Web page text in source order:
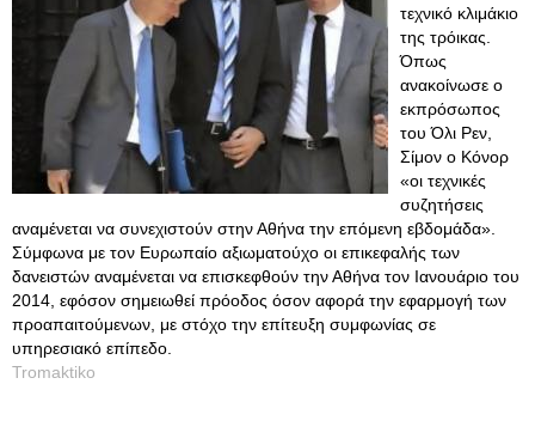
τεχνικό κλιμάκιο
της τρόικας.
Όπως
ανακοίνωσε ο
εκπρόσωπος
του Όλι Ρεν,
Σίμον ο Κόνορ
«οι τεχνικές
συζητήσεις
αναμένεται να συνεχιστούν στην Αθήνα την επόμενη εβδομάδα».
Σύμφωνα με τον Ευρωπαίο αξιωματούχο οι επικεφαλής των
δανειστών αναμένεται να επισκεφθούν την Αθήνα τον Ιανουάριο του
2014, εφόσον σημειωθεί πρόοδος όσον αφορά την εφαρμογή των
προαπαιτούμενων, με στόχο την επίτευξη συμφωνίας σε
υπηρεσιακό επίπεδο.
Tromaktiko